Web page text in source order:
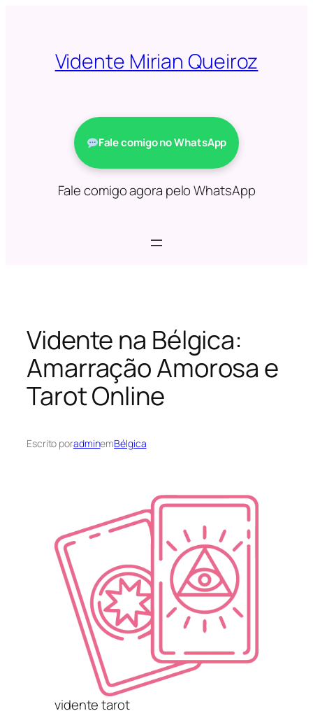
conteúdoVidente Mirian Queiroz
Fale comigo no WhatsApp
Fale comigo agora pelo WhatsApp
Vidente na Bélgica:
Amarração Amorosa e
Tarot Online
Escrito poradminemBélgica
vidente tarot